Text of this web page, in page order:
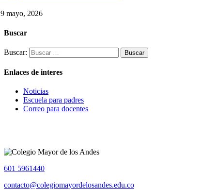
mayo, 2026
Buscar
Buscar:
Enlaces de interes
Noticias
Escuela para padres
Correo para docentes
601 5961440
contacto@colegiomayordelosandes.edu.co